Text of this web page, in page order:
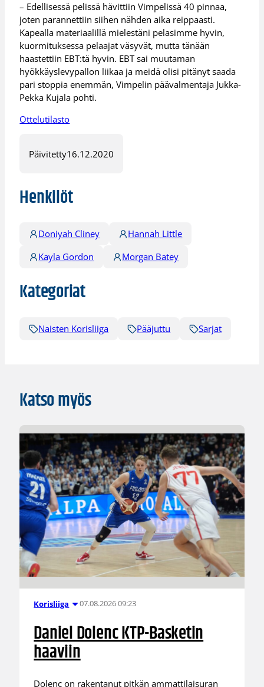
– Edellisessä pelissä hävittiin Vimpelissä 40 pinnaa,
joten parannettiin siihen nähden aika reippaasti.
Kapealla materiaalillä mielestäni pelasimme hyvin,
kuormituksessa pelaajat väsyvät, mutta tänään
haastettiin EBT:tä hyvin. EBT sai muutaman
hyökkäyslevypallon liikaa ja meidä olisi pitänyt saada
pari stoppia enemmän, Vimpelin päävalmentaja Jukka-
Pekka Kujala pohti.
Ottelutilasto
Päivitetty16.12.2020
Henkilöt
Doniyah Cliney
Hannah Little
Kayla Gordon
Morgan Batey
Kategoriat
Naisten Korisliiga Pääjuttu Sarjat
Katso myös
Korisliiga 07.08.2026 09:23
Daniel Dolenc KTP-Basketin
haaviin
Dolenc on rakentanut pitkän ammattilaisuran